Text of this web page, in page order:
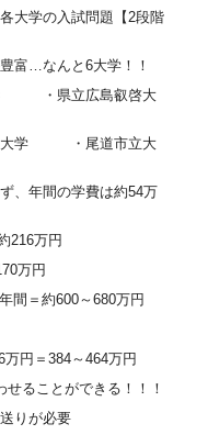
学の入試問題【2段階
富…なんと6大学！！
県立広島叡啓大
学 ・尾道市立大
、年間の学費は約54万
万円
万円
＝約600～680万円
＝384～464万円
とができる！！！
りが必要